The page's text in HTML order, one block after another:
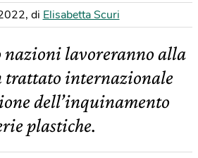
, di Elisabetta Scuri
nazioni lavoreranno alla
trattato internazionale
dell’inquinamento
plastiche.